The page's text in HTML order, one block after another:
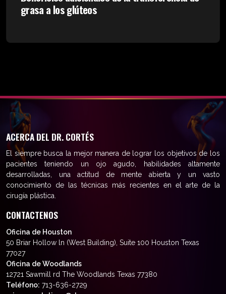
grasa a los glúteos
ACERCA DEL DR. CORTÉS
El siempre busca la mejor manera de lograr los objetivos de los
pacientes teniendo un ojo agudo, habilidades altamente
desarrolladas, una actitud de mente abierta y un vasto
conocimiento de las técnicas más recientes en el arte de la
cirugía plástica.
CONTACTENOS
Oficina de Houston
50 Briar Hollow ln (West Building), Suite 100 Houston Texas
77027
Oficina de Woodlands
12721 Sawmill rd The Woodlands Texas 77380
Teléfono: 713-636-2729